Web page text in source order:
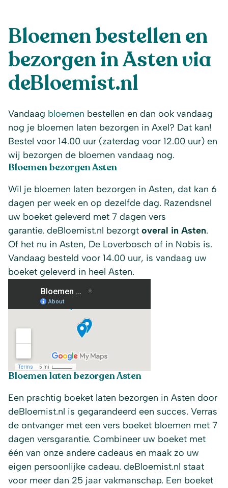
Bloemen bestellen en
bezorgen in Asten via
deBloemist.nl
Vandaag bloemen bestellen en dan ook vandaag
nog je bloemen laten bezorgen in Axel? Dat kan!
Bestel voor 14.00 uur (zaterdag voor 12.00 uur) en
wij bezorgen de bloemen vandaag nog.
Bloemen bezorgen Asten
Wil je bloemen laten bezorgen in Asten, dat kan 6
dagen per week en op dezelfde dag. Razendsnel
uw boeket geleverd met 7 dagen vers
garantie. deBloemist.nl bezorgt overal in Asten.
Of het nu in Asten, De Loverbosch of in Nobis is.
Vandaag besteld voor 14.00 uur, is vandaag uw
boeket geleverd in heel Asten.
Bloemen laten bezorgen Asten
Een prachtig boeket laten bezorgen in Asten door
deBloemist.nl is gegarandeerd een succes. Verras
de ontvanger met een vers boeket bloemen met 7
dagen versgarantie. Combineer uw boeket met
één van onze andere cadeaus en maak zo uw
eigen persoonlijke cadeau. deBloemist.nl staat
voor meer dan 25 jaar vakmanschap. Een boeket